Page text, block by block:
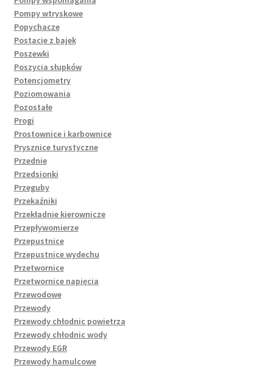
Pompy wtryskowe
Popychacze
Postacie z bajek
Poszewki
Poszycia słupków
Potencjometry
Poziomowania
Pozostałe
Progi
Prostownice i karbownice
Prysznice turystyczne
Przednie
Przedsionki
Przeguby
Przekaźniki
Przekładnie kierownicze
Przepływomierze
Przepustnice
Przepustnice wydechu
Przetwornice
Przetwornice napięcia
Przewodowe
Przewody
Przewody chłodnic powietrza
Przewody chłodnic wody
Przewody EGR
Przewody hamulcowe